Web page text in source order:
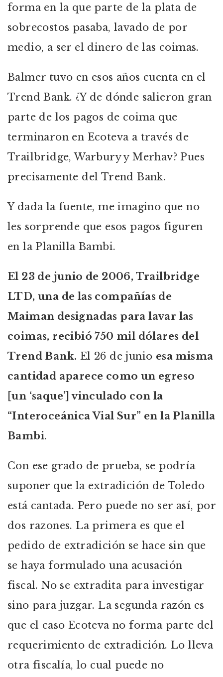
forma en la que parte de la plata de
sobrecostos pasaba, lavado de por
medio, a ser el dinero de las coimas.
Balmer tuvo en esos años cuenta en el
Trend Bank. ¿Y de dónde salieron gran
parte de los pagos de coima que
terminaron en Ecoteva a través de
Trailbridge, Warbury y Merhav? Pues
precisamente del Trend Bank.
Y dada la fuente, me imagino que no
les sorprende que esos pagos figuren
en la Planilla Bambi.
El 23 de junio de 2006, Trailbridge
LTD, una de las compañías de
Maiman designadas para lavar las
coimas, recibió 750 mil dólares del
Trend Bank. El 26 de junio esa misma
cantidad aparece como un egreso
[un ‘saque’] vinculado con la
“Interoceánica Vial Sur” en la Planilla
Bambi.
Con ese grado de prueba, se podría
suponer que la extradición de Toledo
está cantada. Pero puede no ser así, por
dos razones. La primera es que el
pedido de extradición se hace sin que
se haya formulado una acusación
fiscal. No se extradita para investigar
sino para juzgar. La segunda razón es
que el caso Ecoteva no forma parte del
requerimiento de extradición. Lo lleva
otra fiscalía, lo cual puede no